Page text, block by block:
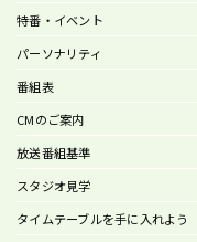
特番・イベント
パーソナリティ
番組表
CMのご案内
放送番組基準
スタジオ見学
タイムテーブルを手に入れよう